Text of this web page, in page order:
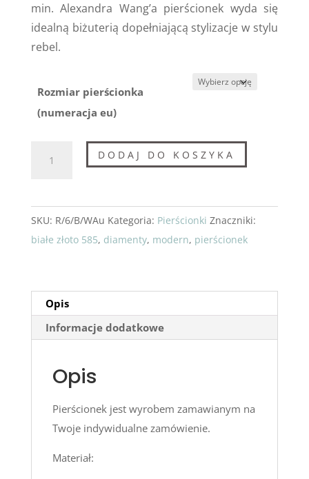
min. Alexandra Wang’a pierścionek wyda się
idealną biżuterią dopełniającą stylizacje w stylu
rebel.
Rozmiar pierścionka
(numeracja eu)
"Vertical
black&white"
DODAJ DO KOSZYKA
SKU: R/6/B/WAu Kategoria: Pierścionki Znaczniki:
białe złoto 585, diamenty, modern, pierścionek
Opis
Informacje dodatkowe
Opis
Pierścionek jest wyrobem zamawianym na
Twoje indywidualne zamówienie.
Materiał: